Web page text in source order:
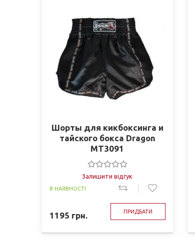
Шорты для кикбоксинга и
тайского бокса Dragon
MT3091
Залишити відгук
В НАЯВНОСТІ
1195 грн. ПРИДБАТИ